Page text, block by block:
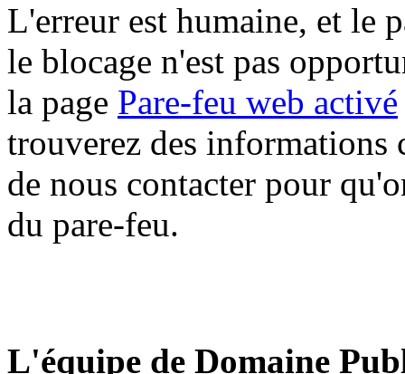
L'erreur est humaine, et le
le blocage n'est pas
la page Pare-feu web activé
trouverez des informations
de nous contacter pour
du pare-feu.
L'équipe de Domaine